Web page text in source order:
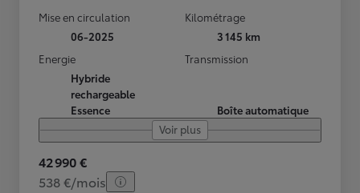
Mise en circulation
06-2025
Kilométrage
3 145 km
Energie
Hybride
rechargeable
Essence
Transmission
Boîte automatique
Voir plus
42 990 €
538 €/mois